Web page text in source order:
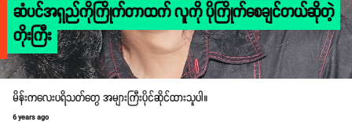
ဆံပင်အရှည်ကိုကြိုက်တာထက် လူကို ပိုကြိုက်စေချင်တယ်ဆိုတဲ့
တိုးကြီး
မိန်းကလေးပရိသတ်တွေ အများကြီးပိုင်ဆိုင်ထားသူပါ။
6 years ago